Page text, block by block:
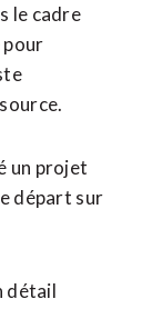
le cadre
un projet
départ sur
détail